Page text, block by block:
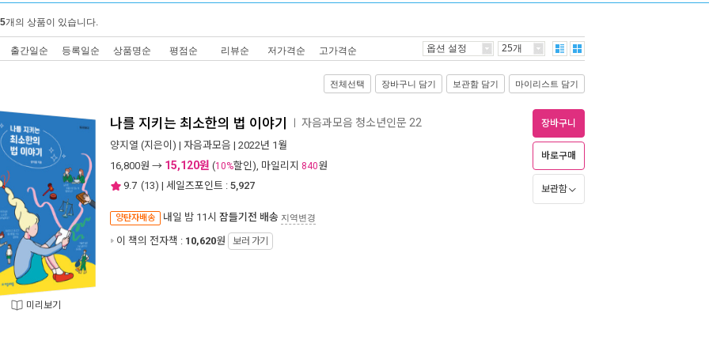
개의 상품이 있습니다.
출간일순 등록일순 상품명순 평점순 리뷰순 저가격순 고가격순 옵션 설정 25개
전체선택 장바구니 담기 보관함 담기 마이리스트 담기
미리보기
나를 지키는 최소한의 법 이야기 자음과모음 청소년인문 22
양지열 (지은이) | 자음과모음 | 2022년 1월
16,800원 → 15,120원 (10%할인), 마일리지 840원
9.7 (13) | 세일즈포인트 : 5,927
양탄자배송 내일 밤 11시 잠들기전 배송 지역변경
이 책의 전자책 : 10,620원 보러 가기
장바구니
바로구매
보관함